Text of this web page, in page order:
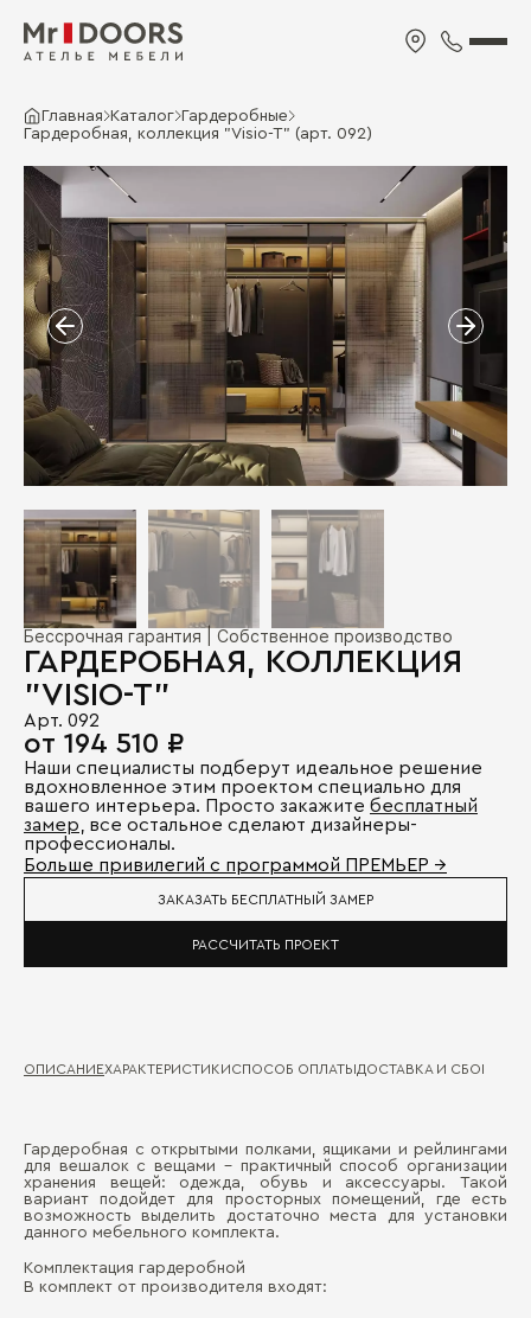
Главная Каталог Гардеробные
Гардеробная, коллекция "Visio-T" (арт. 092)
Бессрочная гарантия | Собственное производство
ГАРДЕРОБНАЯ, КОЛЛЕКЦИЯ
"VISIO-T"
Арт. 092
от 194 510 ₽
Наши специалисты подберут идеальное решение
вдохновленное этим проектом специально для
вашего интерьера. Просто закажите бесплатный
замер , все остальное сделают дизайнеры-
профессионалы.
Больше привилегий с программой ПРЕМЬЕР →
ЗАКАЗАТЬ БЕСПЛАТНЫЙ ЗАМЕР
РАССЧИТАТЬ ПРОЕКТ
ОПИСАНИЕХАРАКТЕРИСТИКИСПОСОБ ОПЛАТЫДОСТАВКА И СБОРКА
Гардеробная с открытыми полками, ящиками и рейлингами
для вешалок с вещами - практичный способ организации
хранения вещей: одежда, обувь и аксессуары. Такой
вариант подойдет для просторных помещений, где есть
возможность выделить достаточно места для установки
данного мебельного комплекта.
Комплектация гардеробной
В комплект от производителя входят: